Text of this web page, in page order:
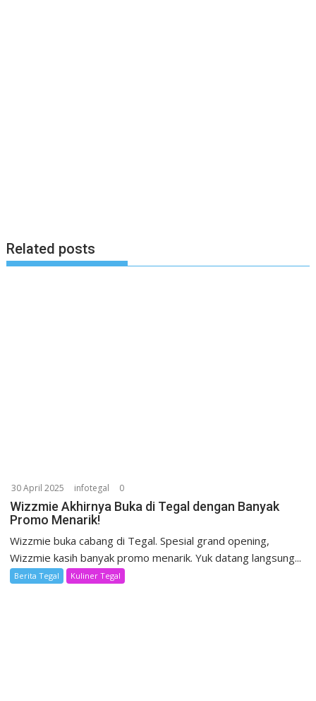
Related posts
30 April 2025 infotegal 0
Wizzmie Akhirnya Buka di Tegal dengan Banyak
Promo Menarik!
Wizzmie buka cabang di Tegal. Spesial grand opening,
Wizzmie kasih banyak promo menarik. Yuk datang langsung...
Berita Tegal Kuliner Tegal